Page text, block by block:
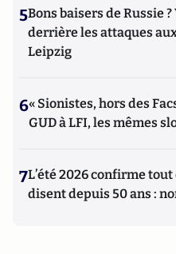
5Bons baisers de Russie
derrière les attaques
Leipzig
6« Sionistes, hors des
GUD à LFI, les mêmes
7L’été 2026 confirme
disent depuis 50 ans :